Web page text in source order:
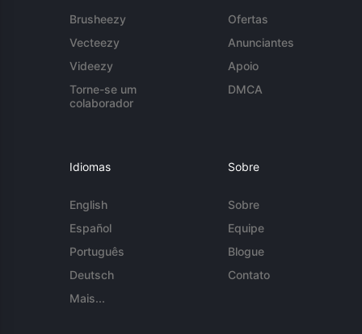
Brusheezy
Vecteezy
Videezy
Torne-se um
colaborador
Ofertas
Anunciantes
Apoio
DMCA
Idiomas
English
Español
Português
Deutsch
Mais...
Sobre
Sobre
Equipe
Blogue
Contato